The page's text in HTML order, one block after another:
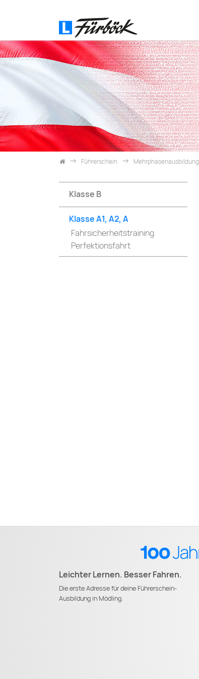
Zum Inhalt springen
Führerschein Mehrphasenausbildung
Klasse B
Klasse A1, A2, A
Fahrsicherheitstraining
Perfektionsfahrt
Leichter Lernen. Besser Fahren.
Die erste Adresse für deine Führerschein-
Ausbildung in Mödling.